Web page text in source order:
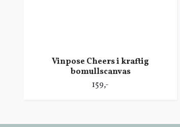
Vinpose Cheers i kraftig
bomullscanvas
159,-